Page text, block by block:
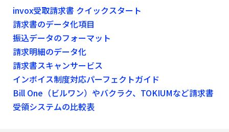
invox受取請求書 クイックスタート
請求書のデータ化項目
振込データのフォーマット
請求明細のデータ化
請求書スキャンサービス
インボイス制度対応パーフェクトガイド
Bill One（ビルワン）やバクラク、TOKIUMなど請求書
受領システムの比較表